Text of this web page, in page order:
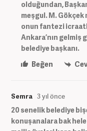
olduğundan,
meşgul. M. Gökçek
onun fantezi
Ankara’nın gelmiş
belediye başkanı.
Beğen
Semra 3 yıl önce
20 senelik belediye
konuşanalara bak